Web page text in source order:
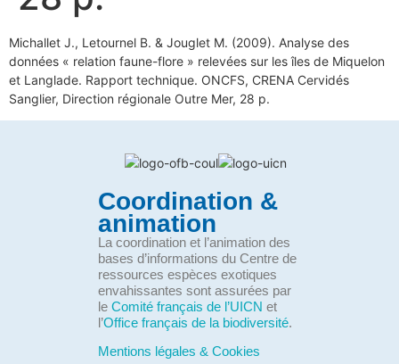
Michallet J., Letournel B. & Jouglet M. (2009). Analyse des
données « relation faune-flore » relevées sur les îles de Miquelon
et Langlade. Rapport technique. ONCFS, CRENA Cervidés
Sanglier, Direction régionale Outre Mer, 28 p.
Coordination &
animation
La coordination et l’animation des
bases d’informations du Centre de
ressources espèces exotiques
envahissantes sont assurées par
le Comité français de l’UICN et
l’Office français de la biodiversité.
Mentions légales & Cookies